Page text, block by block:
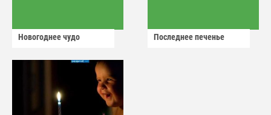
Новогоднее чудо Последнее печенье